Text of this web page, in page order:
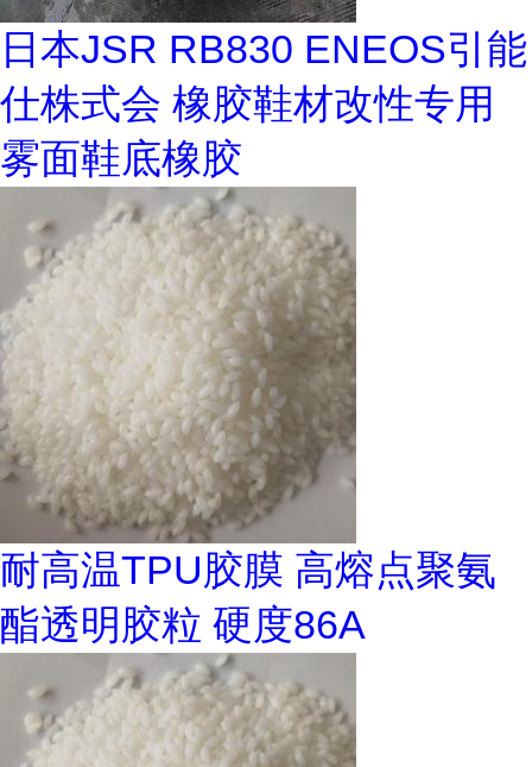
日本JSR RB830 ENEOS引能
仕株式会 橡胶鞋材改性专用
雾面鞋底橡胶
耐高温TPU胶膜 高熔点聚氨
酯透明胶粒 硬度86A